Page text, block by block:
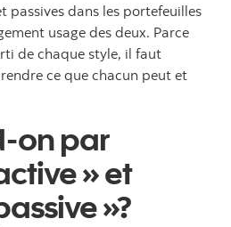
passives dans les portefeuilles
usage des deux. Parce
de chaque style, il faut
ce que chacun peut et
on par
» et
»?